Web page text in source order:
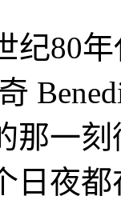
80年
那一
日夜